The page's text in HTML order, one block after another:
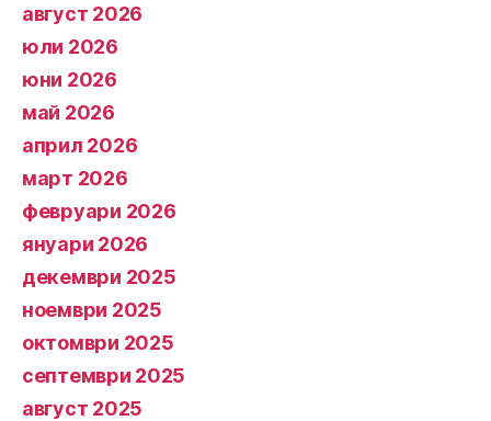
август 2026
юли 2026
юни 2026
май 2026
април 2026
март 2026
февруари 2026
януари 2026
декември 2025
ноември 2025
октомври 2025
септември 2025
август 2025